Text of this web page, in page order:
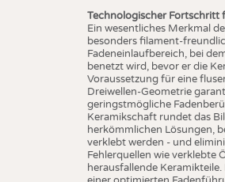
Technologischer Fortschritt
Ein wesentliches Merkmal
besonders filament-
Fadeneinlaufbereich, bei
benetzt wird, bevor er die
Voraussetzung für eine
Dreiwellen-Geometrie
geringstmögliche
Keramikschaft rundet das
herkömmlichen Lösungen,
verklebt werden - und
Fehlerquellen wie verklebte
herausfallende